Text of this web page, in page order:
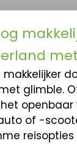
makkelijker
glimble.
openbaar
of -
reisopties